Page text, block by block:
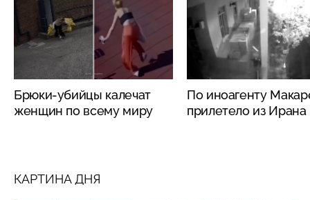
Брюки-убийцы калечат
женщин по всему миру
По иноагенту
прилетело из Ирана
КАРТИНА ДНЯ